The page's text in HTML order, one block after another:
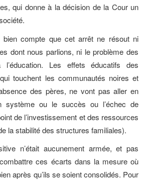
qui donne à la décision de la Cour un
compte que cet arrêt ne résout ni
dont nous parlions, ni le problème des
l’éducation. Les effets éducatifs des
touchent les communautés noires et
des pères, ne vont pas aller en
système ou le succès ou l’échec de
de l’investissement et des ressources
la stabilité des structures familiales).
n’était aucunement armée, et pas
ces écarts dans la mesure où
après qu’ils se soient consolidés. Pour